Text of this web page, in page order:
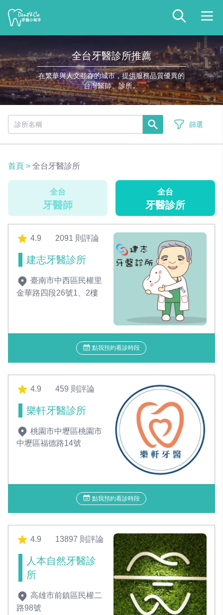
全台牙醫診所推薦
在繁華與人文並存的城市，提供服務品質優異的
台灣醫師、診所。
篩選
首頁 > 全台牙醫診所
全台
牙醫師
全台
牙醫診所
4.9 2091 則評論
建志牙醫診所
臺南市中西區民權里
金華路四段26號1、2樓
點我預約看診時段
4.9 459 則評論
樂軒牙醫診所
桃園市中壢區桃園市
中壢區福德路14號
點我預約看診時段
4.9 13897 則評論
人本自然牙醫診
所
高雄市前鎮區民權二
路98號